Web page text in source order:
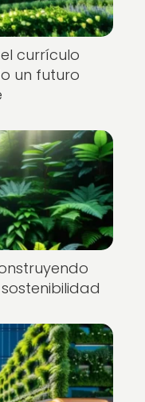
currículo
un futuro